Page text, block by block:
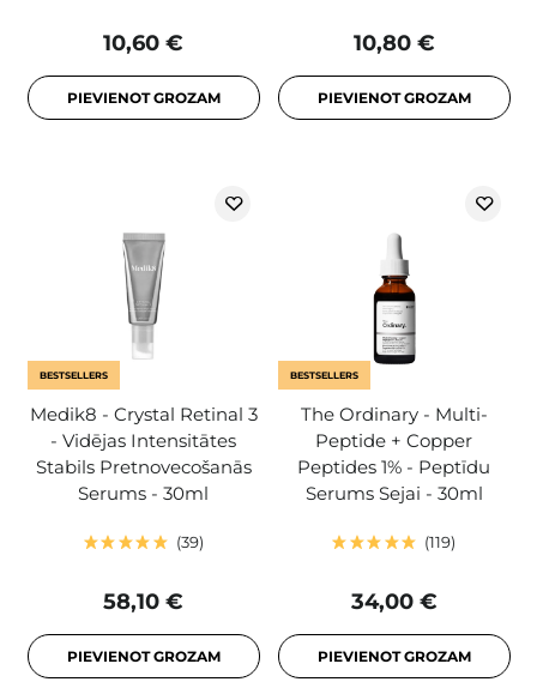
10,60 €
PIEVIENOT GROZAM
10,80 €
PIEVIENOT GROZAM
BESTSELLERS
Medik8 - Crystal Retinal 3
- Vidējas Intensitātes
Stabils Pretnovecošanās
Serums - 30ml
39
58,10 €
PIEVIENOT GROZAM
BESTSELLERS
The Ordinary - Multi-
Peptide + Copper
Peptides 1% - Peptīdu
Serums Sejai - 30ml
119
34,00 €
PIEVIENOT GROZAM